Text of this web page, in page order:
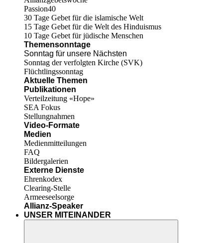
Passion40
30 Tage Gebet für die islamische Welt
15 Tage Gebet für die Welt des Hinduismus
10 Tage Gebet für jüdische Menschen
Themensonntage
Sonntag für unsere Nächsten
Sonntag der verfolgten Kirche (SVK)
Flüchtlingssonntag
Aktuelle Themen
Publikationen
Verteilzeitung «Hope»
SEA Fokus
Stellungnahmen
Video-Formate
Medien
Medienmitteilungen
FAQ
Bildergalerien
Externe Dienste
Ehrenkodex
Clearing-Stelle
Armeeseelsorge
Allianz-Speaker
UNSER MITEINANDER